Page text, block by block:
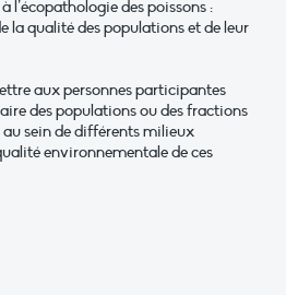
des poissons :
la qualité des populations et de leur
aux personnes participantes
des populations ou des fractions
sein de différents milieux
environnementale de ces